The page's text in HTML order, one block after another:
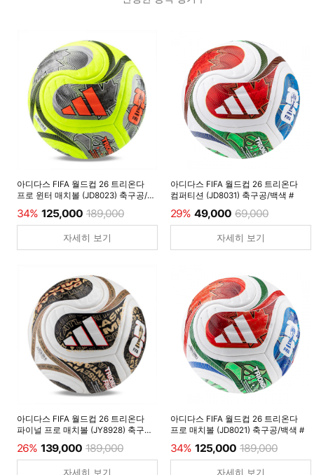
아디다스 FIFA 월드컵 26 트리온다
프로 윈터 매치볼 (JD8023) 축구공/
34% 125,000 189,000
자세히 보기
아디다스 FIFA 월드컵 26 트리온다
컴퍼티션 (JD8031) 축구공/백색 #
29% 49,000 69,000
자세히 보기
아디다스 FIFA 월드컵 26 트리온다
파이널 프로 매치볼 (JY8928) 축구공/
26% 139,000 189,000
자세히 보기
아디다스 FIFA 월드컵 26 트리온다
프로 매치볼 (JD8021) 축구공/백색 #
34% 125,000 189,000
자세히 보기